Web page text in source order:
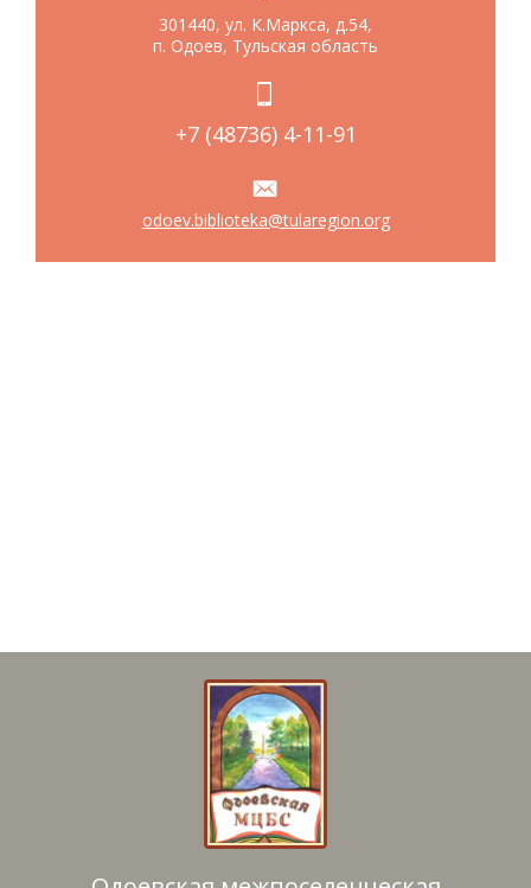
301440, ул. К.Маркса, д.54,
п. Одоев, Тульская область
+7 (48736) 4-11-91
odoev.biblioteka@tularegion.org